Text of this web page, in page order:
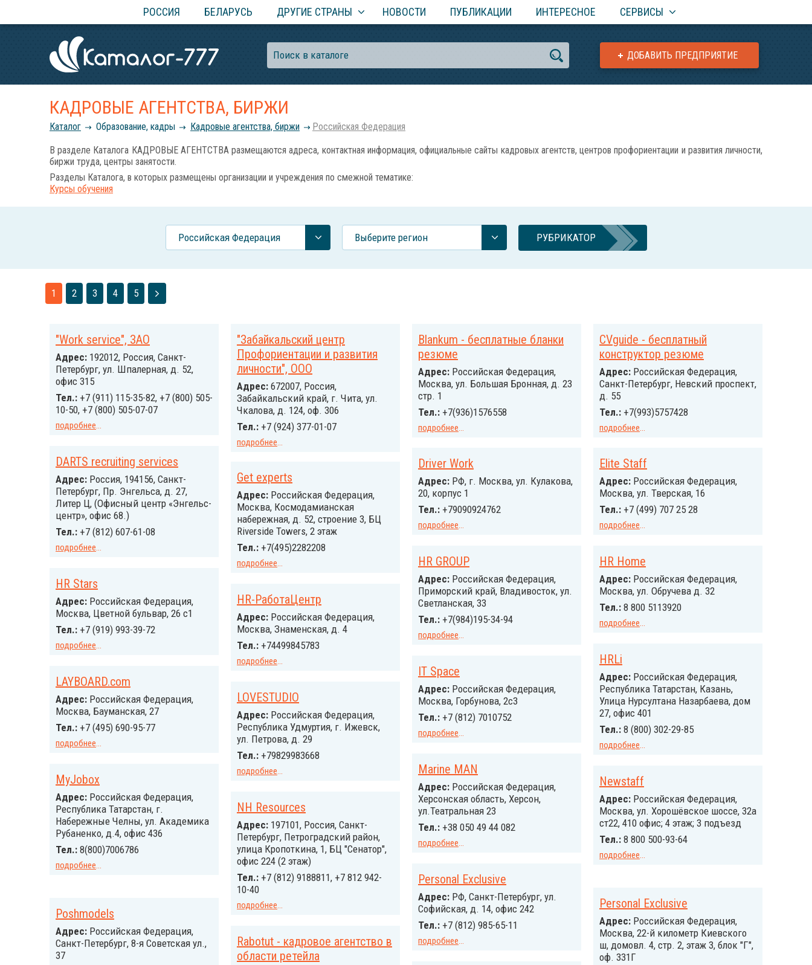
РОССИЯ БЕЛАРУСЬ ДРУГИЕ СТРАНЫ НОВОСТИ ПУБЛИКАЦИИ ИНТЕРЕСНОЕ СЕРВИСЫ
ДОБАВИТЬ ПРЕДПРИЯТИЕ
КАДРОВЫЕ АГЕНТСТВА, БИРЖИ
Каталог Образование, кадры Кадровые агентства, биржи Российcкая Федерация
В разделе Каталога КАДРОВЫЕ АГЕНТСТВА размещаются адреса, контактная информация, официальные сайты кадровых агентств, центров профориентации и развития личности,
биржи труда, центры занятости.
Разделы Каталога, в которых размещены организации и учреждения по смежной тематике:
Курсы обучения
Российcкая Федерация Выберите регион РУБРИКАТОР
1 2 3 4 5
"Work service", ЗАО
Адрес: 192012, Россия, Санкт-
Петербург, ул. Шпалерная, д. 52,
офис 315
Тел.: +7 (911) 115-35-82, +7 (800) 505-
10-50, +7 (800) 505-07-07
подробнее...
"Забайкальский центр
Профориентации и развития
личности", ООО
Адрес: 672007, Россия,
Забайкальский край, г. Чита, ул.
Чкалова, д. 124, оф. 306
Тел.: +7 (924) 377-01-07
подробнее...
Blankum - бесплатные бланки
резюме
Адрес: Российcкая Федерация,
Москва, ул. Большая Бронная, д. 23
стр. 1
Тел.: +7(936)1576558
подробнее...
CVguide - бесплатный
конструктор резюме
Адрес: Российcкая Федерация,
Санкт-Петербург, Невский проспект,
д. 55
Тел.: +7(993)5757428
подробнее...
DARTS recruiting services
Адрес: Россия, 194156, Санкт-
Петербург, Пр. Энгельса, д. 27,
Литер Ц, (Офисный центр «Энгельс-
центр», офис 68.)
Тел.: +7 (812) 607-61-08
подробнее...
Driver Work
Адрес: РФ, г. Москва, ул. Кулакова,
20, корпус 1
Тел.: +79090924762
подробнее...
Elite Staff
Адрес: Российcкая Федерация,
Москва, ул. Тверская, 16
Тел.: +7 (499) 707 25 28
подробнее...
Get experts
Адрес: Российcкая Федерация,
Москва, Космодамианская
набережная, д. 52, строение 3, БЦ
Riverside Towers, 2 этаж
Тел.: +7(495)2282208
подробнее... HR GROUP
Адрес: Российcкая Федерация,
Приморский край, Владивосток, ул.
Светланская, 33
Тел.: +7(984)195-34-94
подробнее...
HR Home
Адрес: Российcкая Федерация,
Москва, ул. Обручева д. 32
Тел.: 8 800 5113920
подробнее...
HR Stars
Адрес: Российcкая Федерация,
Москва, Цветной бульвар, 26 с1
Тел.: +7 (919) 993-39-72
подробнее...
HR-РаботаЦентр
Адрес: Российcкая Федерация,
Москва, Знаменская, д. 4
Тел.: +74499845783
подробнее... HRLi
Адрес: Российcкая Федерация,
Республика Татарстан, Казань,
Улица Нурсултана Назарбаева, дом
27, офис 401
Тел.: 8 (800) 302-29-85
подробнее...
IT Space
Адрес: Российcкая Федерация,
Москва, Горбунова, 2с3
Тел.: +7 (812) 7010752
подробнее...
LAYBOARD.com
Адрес: Российcкая Федерация,
Москва, Бауманская, 27
Тел.: +7 (495) 690-95-77
подробнее...
LOVESTUDIO
Адрес: Российcкая Федерация,
Республика Удмуртия, г. Ижевск,
ул. Петрова, д. 29
Тел.: +79829983668
подробнее... Marine MAN
Адрес: Российская Федерация,
Херсонская область, Херсон,
ул.Театральная 23
Тел.: +38 050 49 44 082
подробнее...
MyJobox
Адрес: Российcкая Федерация,
Республика Татарстан, г.
Набережные Челны, ул. Академика
Рубаненко, д.4, офис 436
Тел.: 8(800)7006786
подробнее...
Newstaff
Адрес: Российcкая Федерация,
Москва, ул. Хорошёвское шоссе, 32а
ст22, 410 офис; 4 этаж; 3 подъезд
Тел.: 8 800 500-93-64
подробнее...
NH Resources
Адрес: 197101, Россия, Санкт-
Петербург, Петроградский район,
улица Кропоткина, 1, БЦ "Сенатор",
офис 224 (2 этаж)
Тел.: +7 (812) 9188811, +7 812 942-
10-40
подробнее...
Personal Exclusive
Адрес: РФ, Санкт-Петербург, ул.
Софийская, д. 14, офис 242
Тел.: +7 (812) 985-65-11
подробнее...
Personal Exclusive
Адрес: Российcкая Федерация,
Москва, 22-й километр Киевского
ш, домовл. 4, стр. 2, этаж 3, блок "Г",
оф. 331Г
Poshmodels
Адрес: Российcкая Федерация,
Санкт-Петербург, 8-я Советская ул.,
37
Rabotut - кадровое агентство в
области ретейла